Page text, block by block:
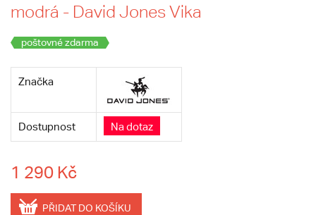
modrá - David Jones Vika
poštovné zdarma
Značka
Dostupnost Na dotaz
1 290 Kč
PŘIDAT DO KOŠÍKU